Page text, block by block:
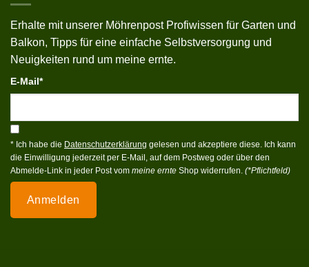
Erhalte mit unserer Möhrenpost Profiwissen für Garten und
Balkon, Tipps für eine einfache Selbstversorgung und
Neuigkeiten rund um meine ernte.
E-Mail*
* Ich habe die Datenschutzerklärung gelesen und akzeptiere diese. Ich kann
die Einwilligung jederzeit per E-Mail, auf dem Postweg oder über den
Abmelde-Link in jeder Post vom meine ernte Shop widerrufen. (*Pflichtfeld)
Anmelden